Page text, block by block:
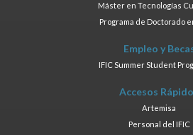
Máster en Tecnologías
Programa de Doctorado
Empleo y
IFIC Summer Student
Accesos
Artemisa
Personal del IFIC